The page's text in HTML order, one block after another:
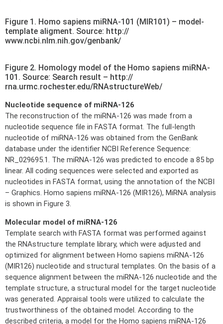
Figure 1. Homo sapiens miRNA-101 (MIR101) – model-
template aligment. Source: http://
www.ncbi.nlm.nih.gov/genbank/
Figure 2. Homology model of the Homo sapiens miRNA-
101. Source: Search result – http://
rna.urmc.rochester.edu/RNAstructureWeb/
Nucleotide sequence of miRNA-126
The reconstruction of the miRNA-126 was made from a
nucleotide sequence file in FASTA format. The full-length
nucleotide of miRNA-126 was obtained from the GenBank
database under the identifier NCBI Reference Sequence:
NR_029695.1. The miRNA-126 was predicted to encode a 85 bp
linear. All coding sequences were selected and exported as
nucleotides in FASTA format, using the annotation of the NCBI
– Graphics. Homo sapiens miRNA-126 (MIR126), MiRNA analysis
is shown in Figure 3.
Molecular model of miRNA-126
Template search with FASTA format was performed against
the RNAstructure template library, which were adjusted and
optimized for alignment between Homo sapiens miRNA-126
(MIR126) nucleotide and structural templates. On the basis of a
sequence alignment between the miRNA-126 nucleotide and the
template structure, a structural model for the target nucleotide
was generated. Appraisal tools were utilized to calculate the
trustworthiness of the obtained model. According to the
described criteria, a model for the Homo sapiens miRNA-126